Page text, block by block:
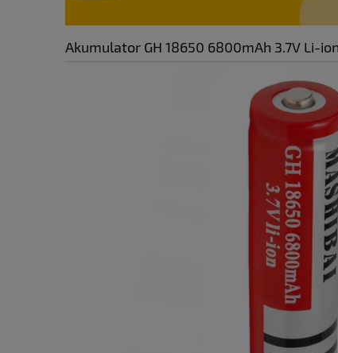
Akumulator GH 18650 6800mAh 3.7V Li-